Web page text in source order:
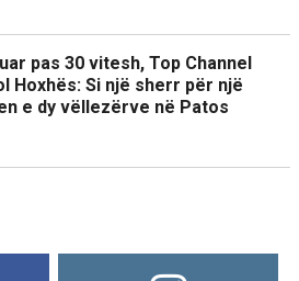
pas 30 vitesh, Top Channel
Hoxhës: Si një sherr për një
e dy vëllezërve në Patos